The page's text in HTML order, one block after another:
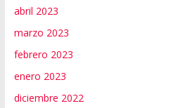
abril 2023
marzo 2023
febrero 2023
enero 2023
diciembre 2022